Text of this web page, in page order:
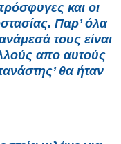
και οι
Παρ’ όλα
τους είναι
απο αυτούς
θα ήταν